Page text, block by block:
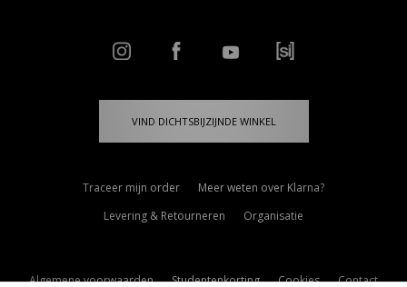
VIND DICHTSBIJZIJNDE WINKEL
Traceer mijn order
Meer weten over Klarna?
Levering & Retourneren
Organisatie
Algemene voorwaarden Studentenkorting Cookies Contact